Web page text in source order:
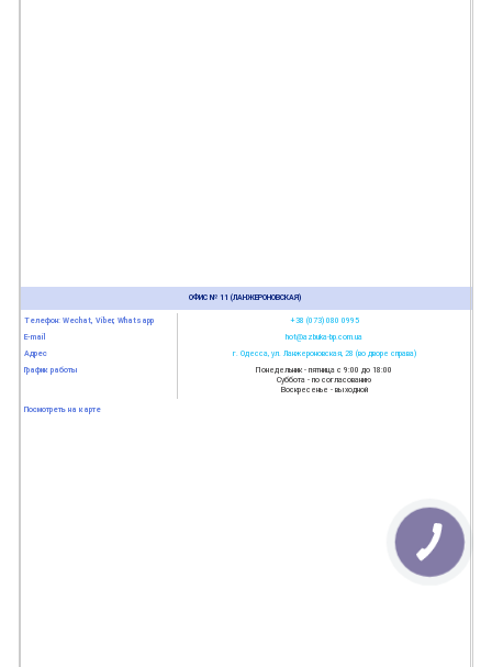
ОФИС № 11 (ЛАНЖЕРОНОВСКАЯ)
Телефон: Wechat, Viber, Whatsapp
+38 (073) 080 0995
E-mail
hot@azbuka-bp.com.ua
Адрес
г. Одесса, ул. Ланжероновская, 28 (во дворе справа)
График работы
Понедельник - пятница с 9:00 до 18:00
Суббота - по согласованию
Воскресенье - выходной
Посмотреть на карте